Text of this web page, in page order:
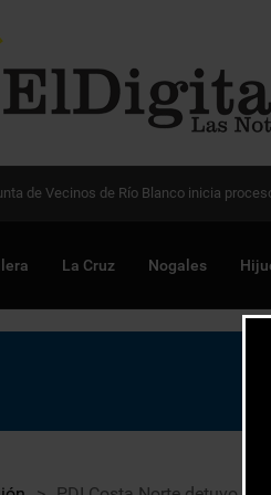
de la gestión pública avanza
La Cruz Nogales